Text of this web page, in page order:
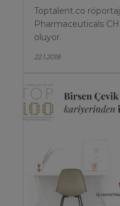
Toptalent.co
Pharmaceuticals
oluyor.
22.1.2018